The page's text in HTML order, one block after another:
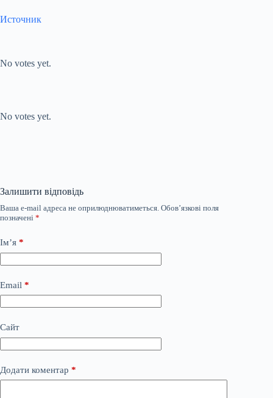
Источник
No votes yet.
No votes yet.
Залишити відповідь
Ваша e-mail адреса не оприлюднюватиметься. Обов’язкові поля
позначені *
Ім’я *
Email *
Сайт
Додати коментар *